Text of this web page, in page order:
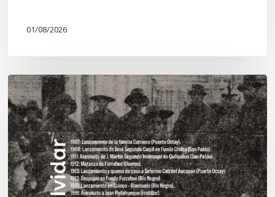
01/08/2026
Chawrakawin:
Palimpsesto
explora
a
través
del